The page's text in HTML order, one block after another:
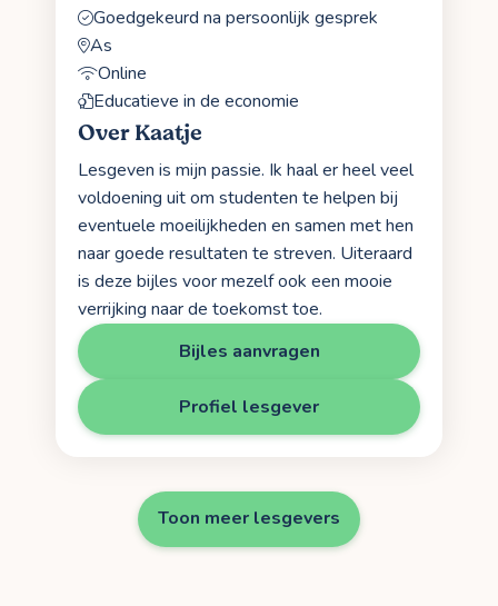
Goedgekeurd na persoonlijk gesprek
As
Online
Educatieve in de economie
Over Kaatje
Lesgeven is mijn passie. Ik haal er heel veel
voldoening uit om studenten te helpen bij
eventuele moeilijkheden en samen met hen
naar goede resultaten te streven. Uiteraard
is deze bijles voor mezelf ook een mooie
verrijking naar de toekomst toe.
Bijles aanvragen
Profiel lesgever
Toon meer lesgevers